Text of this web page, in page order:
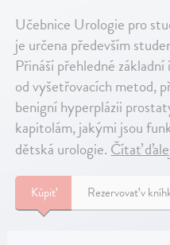
Učebnice Urologie pro
je určena především
Přináší přehledné
od vyšetřovacích metod,
benigní hyperplázii
kapitolám, jakými jsou
dětská urologie. Čítať
Kúpiť Rezervovať v